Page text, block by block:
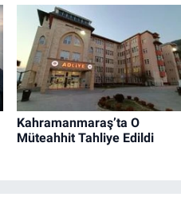
Kahramanmaraş’ta O
Müteahhit Tahliye Edildi